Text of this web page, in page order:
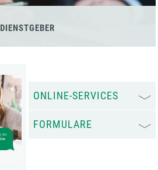
DIENSTGEBER
ONLINE-SERVICES
FORMULARE